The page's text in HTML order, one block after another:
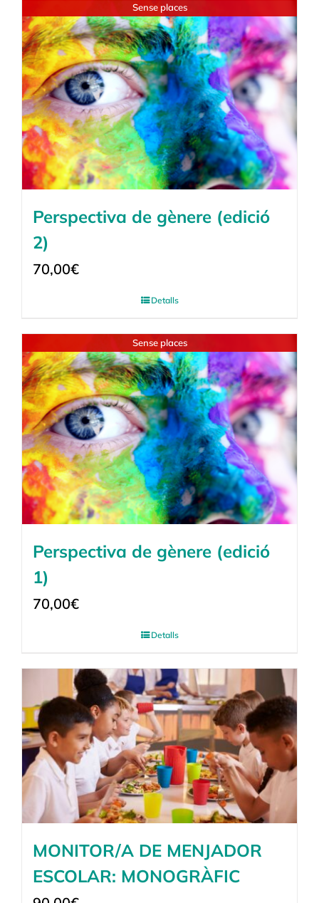
Sense places
Perspectiva de gènere (edició
2)
70,00€
Detalls
Sense places
Perspectiva de gènere (edició
1)
70,00€
Detalls
MONITOR/A DE MENJADOR
ESCOLAR: MONOGRÀFIC